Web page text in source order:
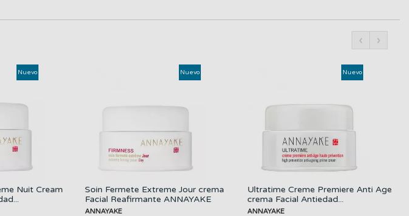
‹ ›
Nuevo
Nuit Cream
Nuevo
Soin Fermete Extreme Jour crema
Facial Reafirmante ANNAYAKE
ANNAYAKE
Nuevo
Ultratime Creme Premiere Anti Age
crema Facial Antiedad...
ANNAYAKE